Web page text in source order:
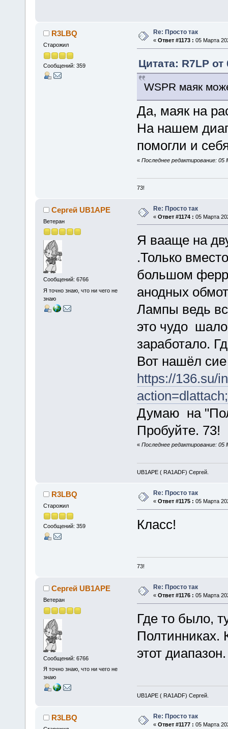
R3LBQ
Старожил
Сообщений: 359
Re: Просто так
« Ответ #1173 : 05 Марта
Цитата: R7LP
WSPR маяк
Да, маяк на
На нашем
помогли и
« Последнее редактирование:
73!
Сергей UB1APE
Ветеран
Сообщений: 6766
Я точно знаю, что ни чего не
знаю
Re: Просто так
« Ответ #1174 : 05 Марта
Я вааще на
.Только
большом
анодных
Лампы ведь
это чудо
заработало.
Вот нашёл
https://136.su/
Думаю на
Пробуйте. 73!
« Последнее редактирование:
UB1APE ( RA1ADF) Сергей.
R3LBQ
Старожил
Сообщений: 359
Re: Просто так
« Ответ #1175 : 05 Марта
Класс!
73!
Сергей UB1APE
Ветеран
Сообщений: 6766
Я точно знаю, что ни чего не
знаю
Re: Просто так
« Ответ #1176 : 05 Марта
Где то было,
Полтинниках.
этот
UB1APE ( RA1ADF) Сергей.
R3LBQ Re: Просто так
« Ответ #1177 : 05 Марта